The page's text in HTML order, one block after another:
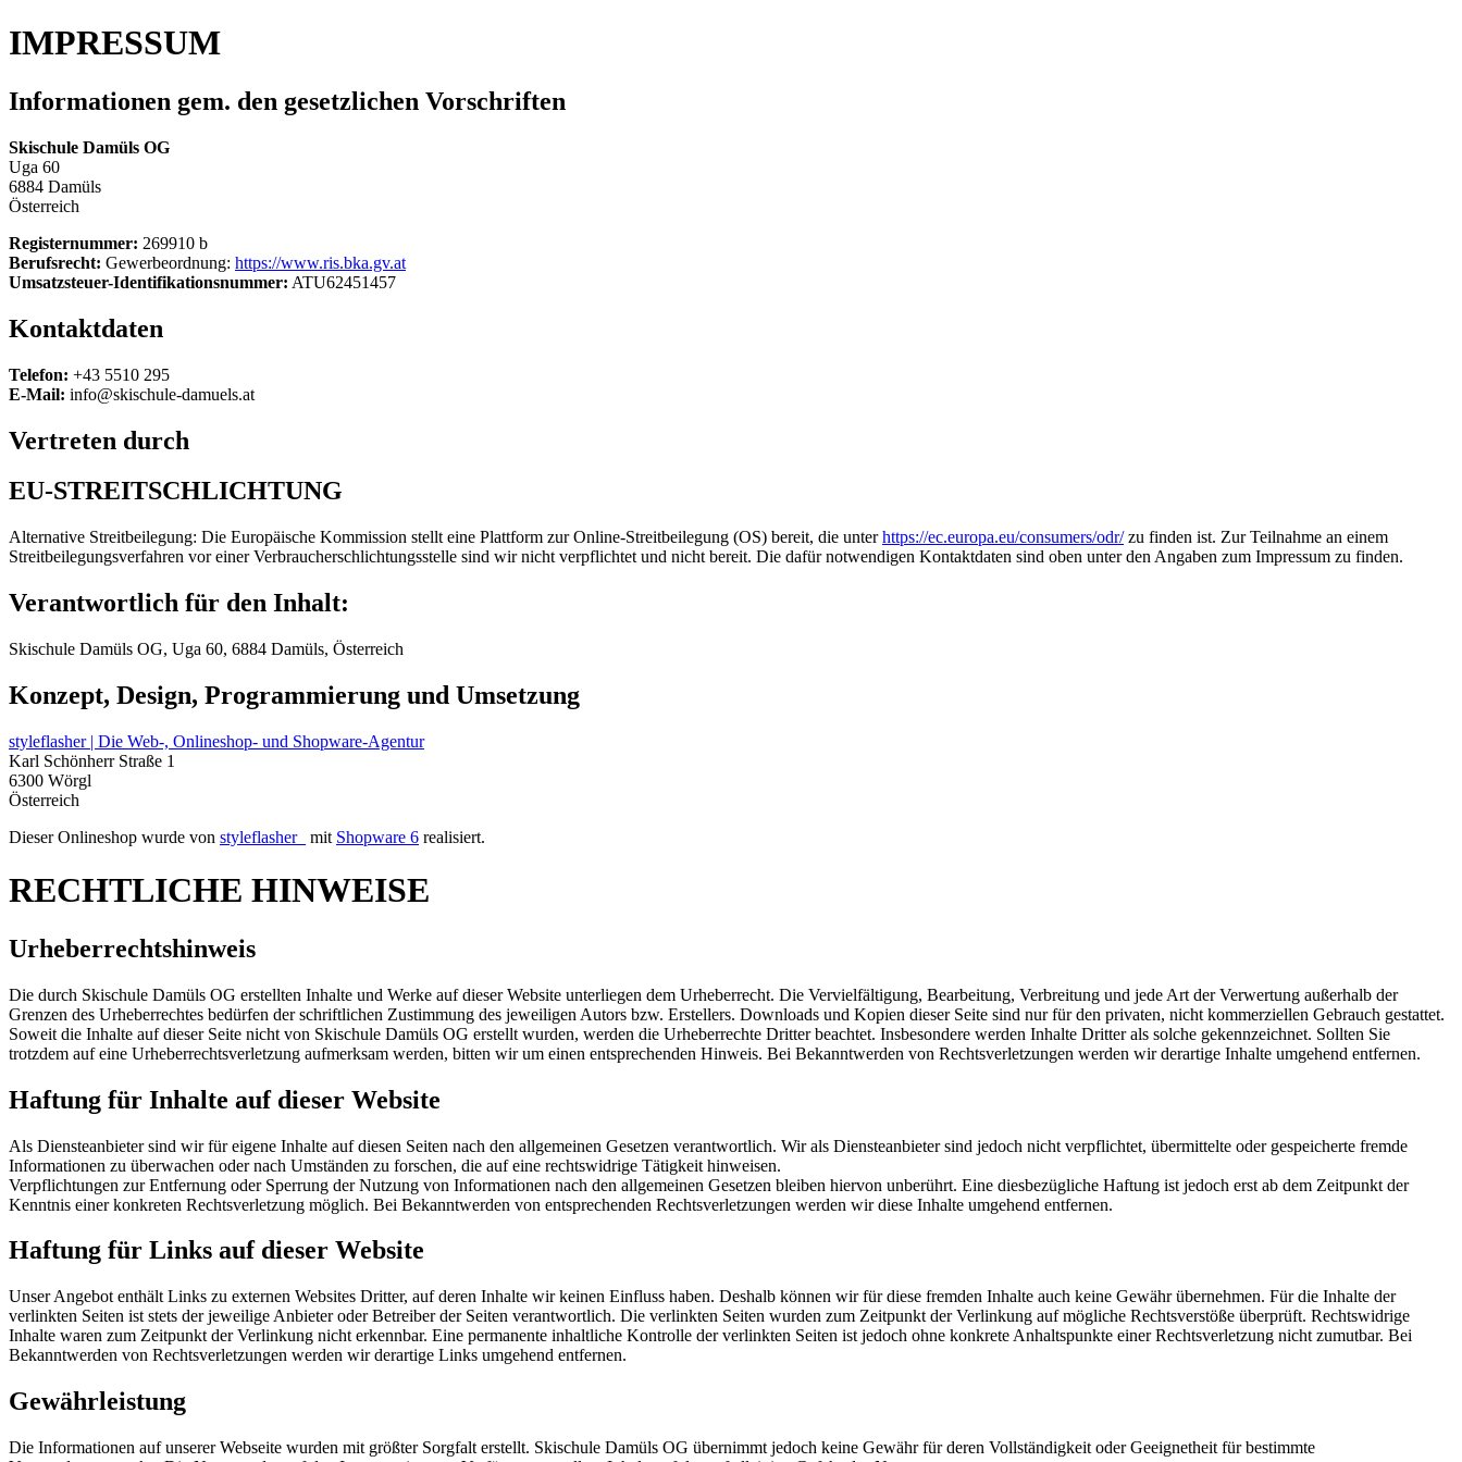
IMPRESSUM
Informationen gem. den gesetzlichen Vorschriften
Skischule Damüls OG
Uga 60
6884 Damüls
Österreich
Registernummer: 269910 b
Berufsrecht: Gewerbeordnung: https://www.ris.bka.gv.at
Umsatzsteuer-Identifikationsnummer: ATU62451457
Kontaktdaten
Telefon: +43 5510 295
E-Mail: info@skischule-damuels.at
Vertreten durch
EU-STREITSCHLICHTUNG
Alternative Streitbeilegung: Die Europäische Kommission stellt eine Plattform zur Online-Streitbeilegung (OS) bereit, die unterhttps://ec.europa.eu/consumers/odr/zu finden ist. Zur Teilnahme an einem
Streitbeilegungsverfahren vor einer Verbraucherschlichtungsstelle sind wir nicht verpflichtet und nicht bereit. Die dafür notwendigen Kontaktdaten sind oben unter den Angaben zum Impressum zu finden.
Verantwortlich für den Inhalt:
Skischule Damüls OG, Uga 60, 6884 Damüls, Österreich
Konzept, Design, Programmierung und Umsetzung
styleflasher | Die Web-, Onlineshop- und Shopware-Agentur
Karl Schönherr Straße 1
6300 Wörgl
Österreich
Dieser Onlineshop wurde von styleflasher_ mit Shopware 6 realisiert.
RECHTLICHE HINWEISE
Urheberrechtshinweis
Die durch Skischule Damüls OG erstellten Inhalte und Werke auf dieser Website unterliegen dem Urheberrecht. Die Vervielfältigung, Bearbeitung, Verbreitung und jede Art der Verwertung außerhalb der
Grenzen des Urheberrechtes bedürfen der schriftlichen Zustimmung des jeweiligen Autors bzw. Erstellers. Downloads und Kopien dieser Seite sind nur für den privaten, nicht kommerziellen Gebrauch gestattet.
Soweit die Inhalte auf dieser Seite nicht von Skischule Damüls OG erstellt wurden, werden die Urheberrechte Dritter beachtet. Insbesondere werden Inhalte Dritter als solche gekennzeichnet. Sollten Sie
trotzdem auf eine Urheberrechtsverletzung aufmerksam werden, bitten wir um einen entsprechenden Hinweis. Bei Bekanntwerden von Rechtsverletzungen werden wir derartige Inhalte umgehend entfernen.
Haftung für Inhalte auf dieser Website
Als Diensteanbieter sind wir für eigene Inhalte auf diesen Seiten nach den allgemeinen Gesetzen verantwortlich. Wir als Diensteanbieter sind jedoch nicht verpflichtet, übermittelte oder gespeicherte fremde
Informationen zu überwachen oder nach Umständen zu forschen, die auf eine rechtswidrige Tätigkeit hinweisen.
Verpflichtungen zur Entfernung oder Sperrung der Nutzung von Informationen nach den allgemeinen Gesetzen bleiben hiervon unberührt. Eine diesbezügliche Haftung ist jedoch erst ab dem Zeitpunkt der
Kenntnis einer konkreten Rechtsverletzung möglich. Bei Bekanntwerden von entsprechenden Rechtsverletzungen werden wir diese Inhalte umgehend entfernen.
Haftung für Links auf dieser Website
Unser Angebot enthält Links zu externen Websites Dritter, auf deren Inhalte wir keinen Einfluss haben. Deshalb können wir für diese fremden Inhalte auch keine Gewähr übernehmen. Für die Inhalte der
verlinkten Seiten ist stets der jeweilige Anbieter oder Betreiber der Seiten verantwortlich. Die verlinkten Seiten wurden zum Zeitpunkt der Verlinkung auf mögliche Rechtsverstöße überprüft. Rechtswidrige
Inhalte waren zum Zeitpunkt der Verlinkung nicht erkennbar. Eine permanente inhaltliche Kontrolle der verlinkten Seiten ist jedoch ohne konkrete Anhaltspunkte einer Rechtsverletzung nicht zumutbar. Bei
Bekanntwerden von Rechtsverletzungen werden wir derartige Links umgehend entfernen.
Gewährleistung
Die Informationen auf unserer Webseite wurden mit größter Sorgfalt erstellt. Skischule Damüls OG übernimmt jedoch keine Gewähr für deren Vollständigkeit oder Geeignetheit für bestimmte